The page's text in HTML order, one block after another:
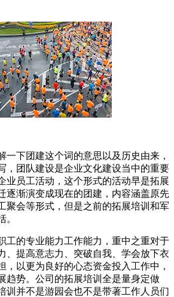
一下团建这个词的意思以及历史由来，
，团队建设是企业文化建设当中的重要
业员工活动，这个形式的活动早是拓展
逐渐演变成现在的团建，内容涵盖原先
聚会等形式，但是之前的拓展培训和军
。
工的专业能力工作能力，重中之重对于
、提高意志力、突破自我、学会放下衣
，以更为良好的心态资金投入工作中，
趋势。公司的拓展培训全是量身定做
训并不是游园会也不是带著工作人员们